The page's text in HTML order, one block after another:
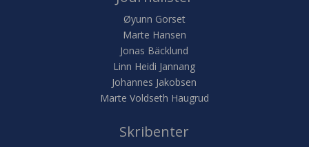
Øyunn Gorset
Marte Hansen
Jonas Bäcklund
Linn Heidi Jannang
Johannes Jakobsen
Marte Voldseth Haugrud
Skribenter